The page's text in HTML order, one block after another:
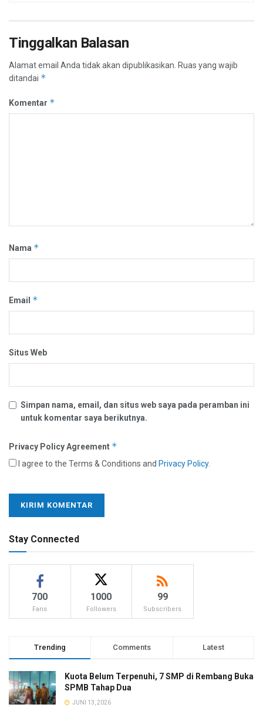
Tinggalkan Balasan
Alamat email Anda tidak akan dipublikasikan. Ruas yang wajib
ditandai *
Komentar *
Nama *
Email *
Situs Web
Simpan nama, email, dan situs web saya pada peramban ini
untuk komentar saya berikutnya.
Privacy Policy Agreement *
I agree to the Terms & Conditions and Privacy Policy.
Stay Connected
700
Fans
1000
Followers
99
Subscribers
Trending Comments Latest
Kuota Belum Terpenuhi, 7 SMP di Rembang Buka
SPMB Tahap Dua
JUNI 13, 2026